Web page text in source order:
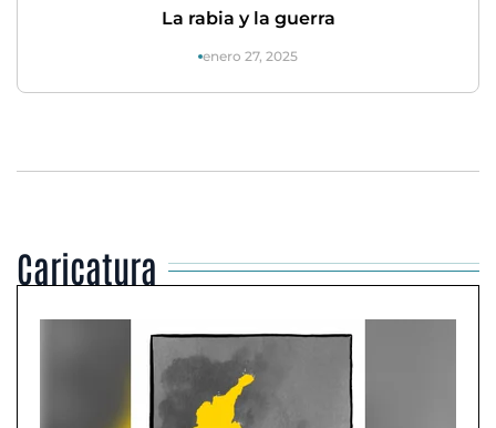
La rabia y la guerra
enero 27, 2025
Caricatura